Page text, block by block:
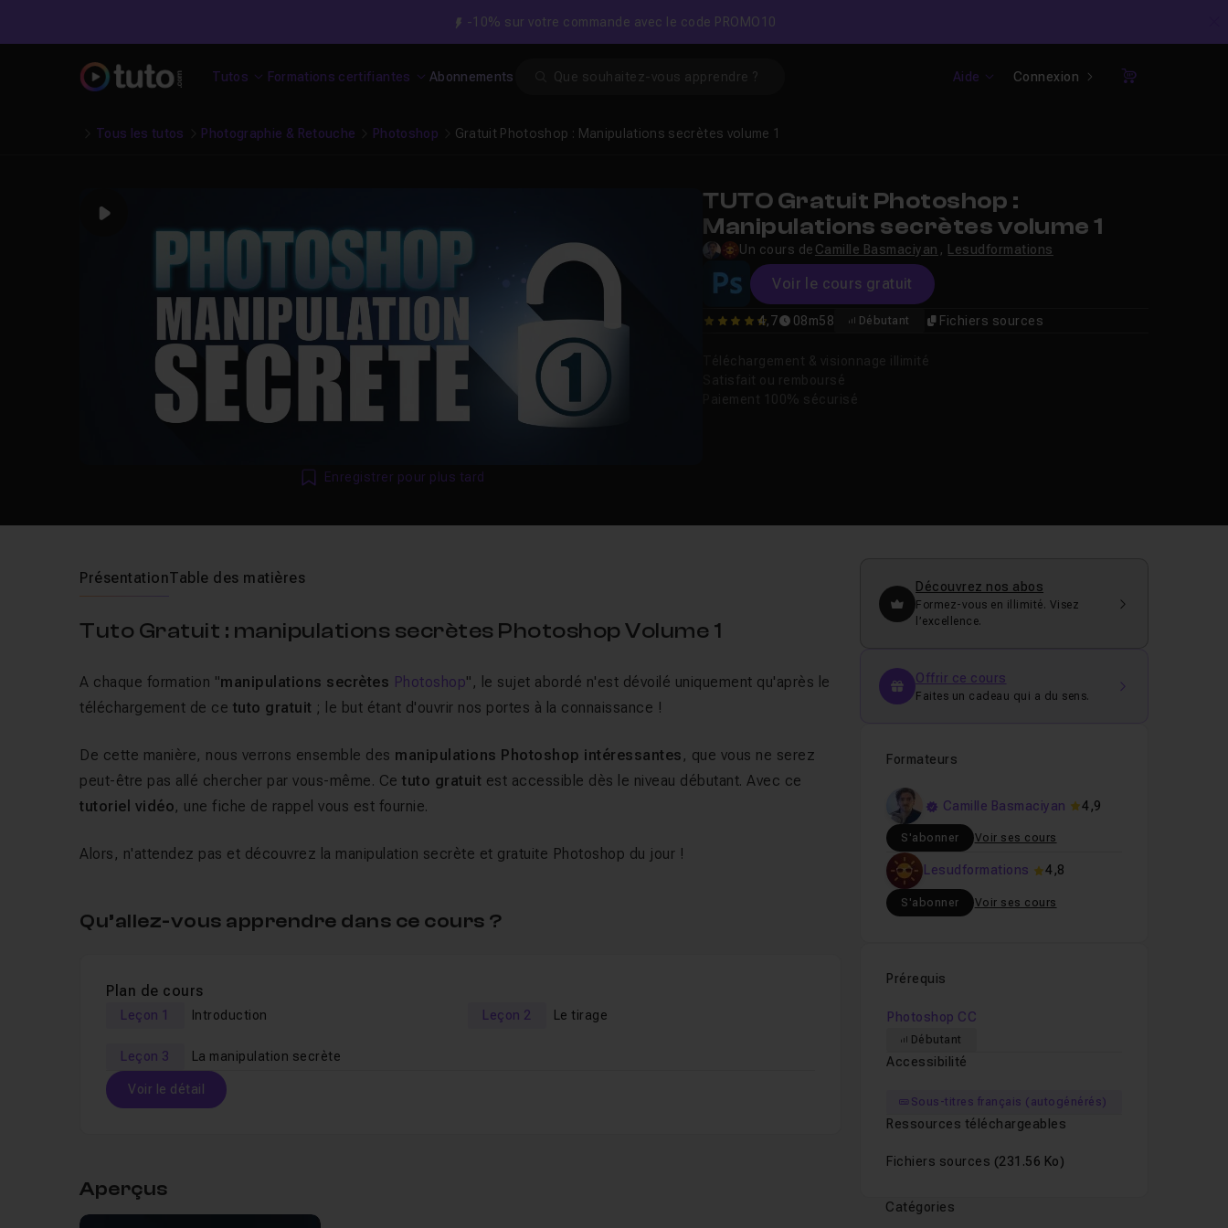
-10% sur votre commande avec le code PROMO10
Tutos Formations certifiantes Abonnements Aide Connexion
Panier
Tous les tutos Photographie & Retouche Photoshop Gratuit Photoshop : Manipulations secrètes volume 1
Play
Enregistrer pour plus tard
TUTO Gratuit Photoshop :
Manipulations secrètes volume 1
Un cours de Camille Basmaciyan , Lesudformations
Voir le cours gratuit
4.6694214876033
4,7 08m58 Débutant Fichiers sources
PrésentationTable des matières
Tuto Gratuit : manipulations secrètes Photoshop Volume 1
A chaque formation "manipulations secrètes Photoshop", le sujet abordé n'est dévoilé uniquement qu'après le
téléchargement de ce tuto gratuit ; le but étant d'ouvrir nos portes à la connaissance !
De cette manière, nous verrons ensemble des manipulations Photoshop intéressantes , que vous ne serez
peut-être pas allé chercher par vous-même. Cetuto gratuit est accessible dès le niveau débutant. Avec ce
tutoriel vidéo, une fiche de rappel vous est fournie.
Alors, n'attendez pas et découvrez la manipulation secrète et gratuite Photoshop du jour !
Qu’allez-vous apprendre dans ce cours ?
Plan de cours
Leçon 1 Introduction Leçon 2 Le tirage
Leçon 3 La manipulation secrète
Voir le détail
Aperçus
Découvrez nos abos
Formez-vous en illimité. Visez
l’excellence.
Offrir ce cours
Faites un cadeau qui a du sens.
Formateurs
Camille Basmaciyan 4,9
S'abonner Voir ses cours
Lesudformations 4,8
S'abonner Voir ses cours
Prérequis
Photoshop CC
Débutant
Accessibilité
Sous-titres français (autogénérés)
Ressources téléchargeables
Fichiers sources (231.56 Ko)
Catégories